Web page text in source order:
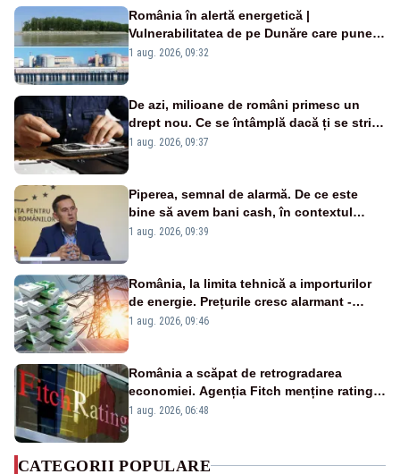
România în alertă energetică |
Vulnerabilitatea de pe Dunăre care pune
în pericol Centrala Cernavodă era
1 aug. 2026, 09:32
De azi, milioane de români primesc un
drept nou. Ce se întâmplă dacă ți se strică
un produs
1 aug. 2026, 09:37
Piperea, semnal de alarmă. De ce este
bine să avem bani cash, în contextul
alertei energetice?
1 aug. 2026, 09:39
România, la limita tehnică a importurilor
de energie. Prețurile cresc alarmant -
Analiză Realitatea Plus
1 aug. 2026, 09:46
România a scăpat de retrogradarea
economiei. Agenția Fitch menține ratingul
„BBB-” cu perspectivă negativă
1 aug. 2026, 06:48
CATEGORII POPULARE